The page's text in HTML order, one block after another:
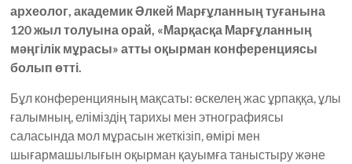
археолог, академик Әлкей Марғұланның туғанына
120 жыл толуына орай, «Марқасқа Марғұланның
мәңгілік мұрасы» атты оқырман конференциясы
болып өтті.
Бұл конференцияның мақсаты: өскелең жас ұрпаққа, ұлы
ғалымның, еліміздің тарихы мен этнографиясы
саласында мол мұрасын жеткізіп, өмірі мен
шығармашылығын оқырман қауымға таныстыру және